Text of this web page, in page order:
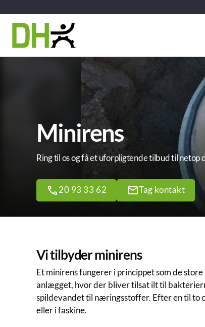
Minirens
Ring til os og få et uforpligtende tilbud til netop
20 93 33 62 Tag kontakt
Vi tilbyder minirens
Et minirens fungerer i princippet som de
anlægget, hvor der bliver tilsat ilt til
spildevandet til næringsstoffer. Efter en til to
eller i faskine.